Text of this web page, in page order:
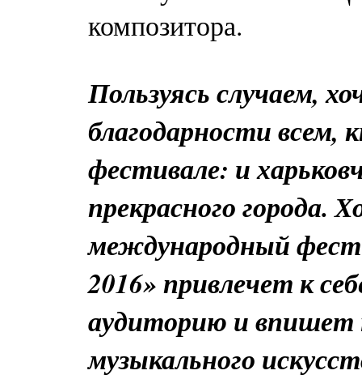
композитора.
Пользуясь случаем,
благодарности всем,
фестивале: и
прекрасного города.
международный
2016» привлечет к
аудиторию и впишет
музыкального